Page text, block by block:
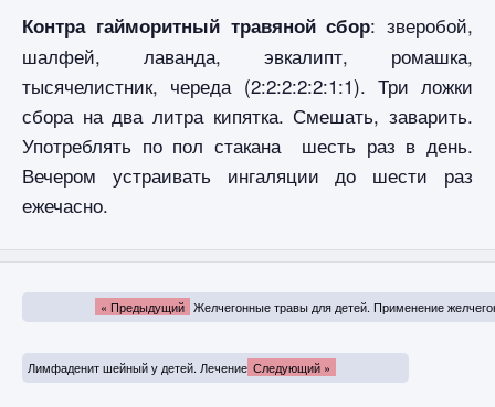
Контра гайморитный травяной сбор: зверобой,
шалфей, лаванда, эвкалипт, ромашка,
тысячелистник, череда (2:2:2:2:2:1:1). Три ложки
сбора на два литра кипятка. Смешать, заварить.
Употреблять по пол стакана шесть раз в день.
Вечером устраивать ингаляции до шести раз
ежечасно.
« Предыдущий Желчегонные травы для детей. Применение
Лимфаденит шейный у детей. Лечение Следующий »